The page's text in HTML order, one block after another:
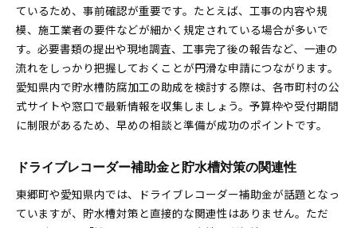
ているため、事前確認が重要です。たとえば、工事の内容や規
模、施工業者の要件などが細かく規定されている場合が多いで
す。必要書類の提出や現地調査、工事完了後の報告など、一連の
流れをしっかり把握しておくことが円滑な申請につながります。
愛知県内で貯水槽防腐加工の助成を検討する際は、各市町村の公
式サイトや窓口で最新情報を収集しましょう。予算枠や受付期間
に制限があるため、早めの相談と準備が成功のポイントです。
ドライブレコーダー補助金と貯水槽対策の関連性
東郷町や愛知県内では、ドライブレコーダー補助金が話題となっ
ていますが、貯水槽対策と直接的な関連性はありません。ただ